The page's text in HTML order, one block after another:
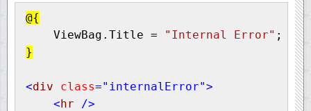
@{
ViewBag.Title =
"Internal Error" ;
}
<div class="internalError">
<hr />